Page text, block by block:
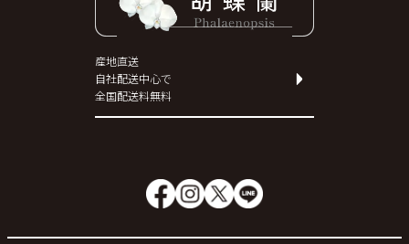
産地直送
自社配送中心で
全国配送料無料